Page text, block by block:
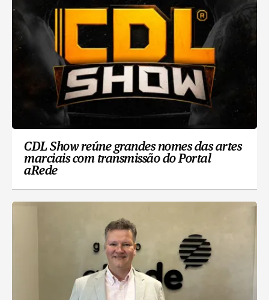
CDL Show reúne grandes nomes das artes
marciais com transmissão do Portal
aRede